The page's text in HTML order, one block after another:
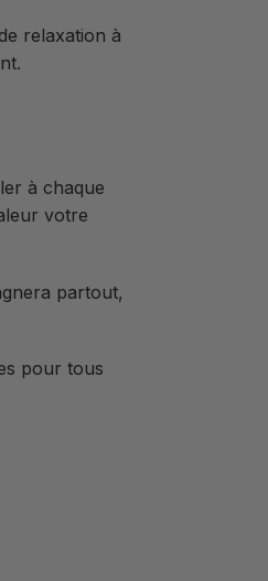
relaxation à
à chaque
votre
partout,
pour tous